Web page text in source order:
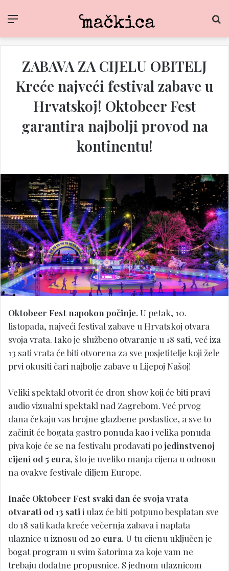
Menu
ZABAVA ZA CIJELU OBITELJ
Kreće najveći festival zabave u
Hrvatskoj! Oktobeer Fest
garantira najbolji provod na
kontinentu!
Oktobeer Fest napokon počinje.U petak, 10.
listopada, najveći festival zabave u Hrvatskoj otvara
svoja vrata. Iako je službeno otvaranje u 18 sati, već iza
13 sati vrata će biti otvorena za sve posjetitelje koji žele
prvi okusiti čari najbolje zabave u Lijepoj Našoj!
Veliki spektakl otvorit će dron show koji će biti pravi
audio vizualni spektakl nad Zagrebom. Već prvog
dana čekaju vas brojne glazbene poslastice, a sve to
začinit će bogata gastro ponuda kao i velika ponuda
piva koje će se na festivalu prodavati pojedinstvenoj
cijeni od 5 eura, što je uveliko manja cijena u odnosu
na ovakve festivale diljem Europe.
Inače Oktobeer Fest svaki dan će svoja vrata
otvarati od 13 sati i ulaz će biti potpuno besplatan sve
do 18 sati kada kreće večernja zabava i naplata
ulaznice u iznosu od 20 eura.U tu cijenu uključen je
bogat program u svim šatorima za koje vam ne
trebaju dodatne propusnice. S jednom ulaznicom